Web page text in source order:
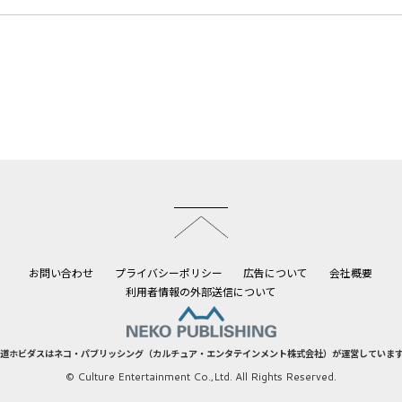
お問い合わせ プライバシーポリシー 広告について
会社概要
利用者情報の外部送信について
ホビダスはネコ・パブリッシング（カルチュア・エンタテインメント株式会社）が運営していま
© Culture Entertainment Co.,Ltd. All Rights Reserved.